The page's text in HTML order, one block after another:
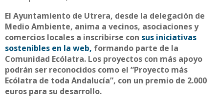
El Ayuntamiento de Utrera, desde la delegación de
Medio Ambiente, anima a vecinos, asociaciones y
comercios locales a inscribirse con sus iniciativas
sostenibles en la web, formando parte de la
Comunidad Ecólatra. Los proyectos con más apoyo
podrán ser reconocidos como el “Proyecto más
Ecólatra de toda Andalucía”, con un premio de 2.000
euros para su desarrollo.